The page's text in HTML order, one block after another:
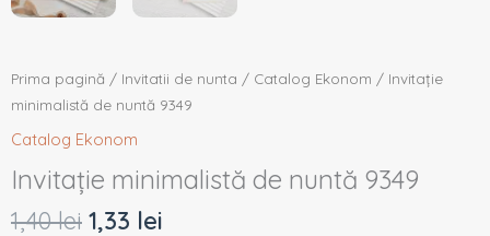
Prima pagină / Invitatii de nunta / Catalog Ekonom / Invitație
minimalistă de nuntă 9349
Catalog Ekonom
Invitație minimalistă de nuntă 9349
1,40lei 1,33 lei